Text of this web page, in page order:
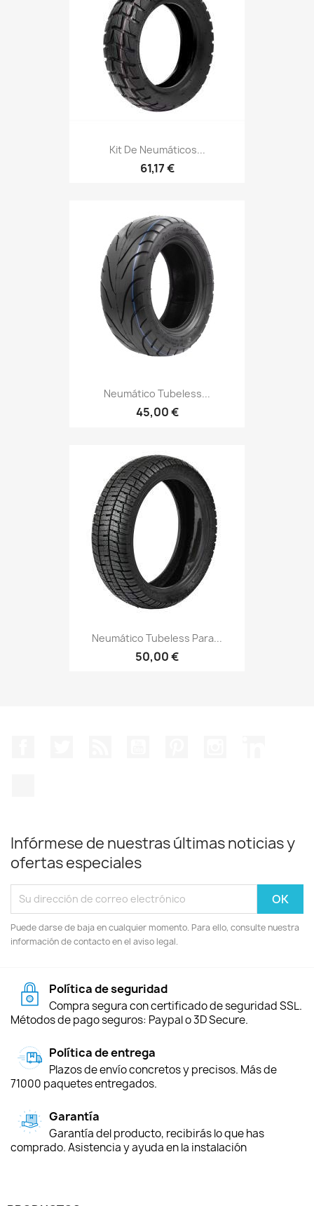
Kit De Neumáticos...
61,17 €
Neumático Tubeless...
45,00 €
Neumático Tubeless Para...
50,00 €
Infórmese de nuestras últimas noticias y
ofertas especiales
Puede darse de baja en cualquier momento. Para ello, consulte nuestra
información de contacto en el aviso legal.
Política de seguridad
Compra segura con certificado de seguridad SSL.
Métodos de pago seguros: Paypal o 3D Secure.
Política de entrega
Plazos de envío concretos y precisos. Más de
71000 paquetes entregados.
Garantía
Garantía del producto, recibirás lo que has
comprado. Asistencia y ayuda en la instalación